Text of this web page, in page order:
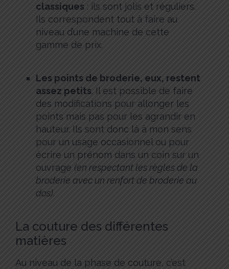
classiques : ils sont jolis et réguliers.
Ils correspondent tout à faire au
niveau d’une machine de cette
gamme de prix.
Les points de broderie, eux, restent
assez petits. Il est possible de faire
des modifications pour allonger les
points mais pas pour les agrandir en
hauteur. Ils sont donc là à mon sens
pour un usage occasionnel ou pour
écrire un prénom dans un coin sur un
ouvrage (en respectant les règles de la
broderie avec un renfort de broderie au
dos).
La couture des différentes
matières
Au niveau de la phase de couture, c’est